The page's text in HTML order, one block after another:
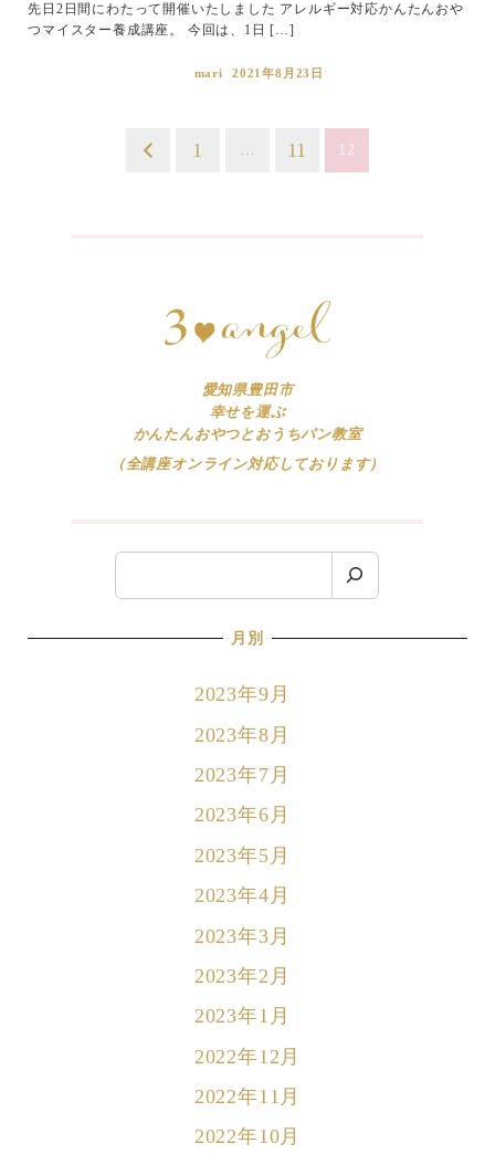
先日2日間にわたって開催いたしました アレルギー対応かんたんおや
つマイスター養成講座。 今回は、1日 […]
mari 2021年8月23日
1 11 12
愛知県豊田市
幸せを運ぶ
かんたんおやつとおうちパン教室
（全講座オンライン対応しております）
索
月別
2023年9月
2023年8月
2023年7月
2023年6月
2023年5月
2023年4月
2023年3月
2023年2月
2023年1月
2022年12月
2022年11月
2022年10月